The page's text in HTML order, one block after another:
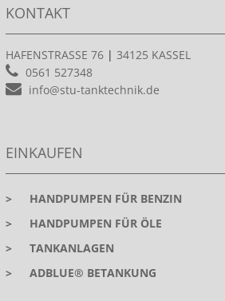
KONTAKT
HAFENSTRASSE 76 | 34125 KASSEL
0561 527348
info@stu-tanktechnik.de
EINKAUFEN
>
HANDPUMPEN FÜR BENZIN
>
HANDPUMPEN FÜR ÖLE
>
TANKANLAGEN
>
ADBLUE® BETANKUNG